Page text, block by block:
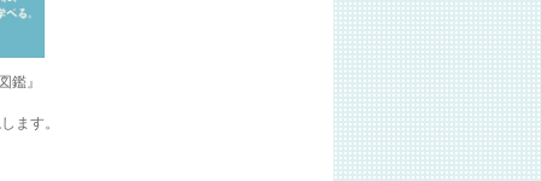
鑑』
ます。